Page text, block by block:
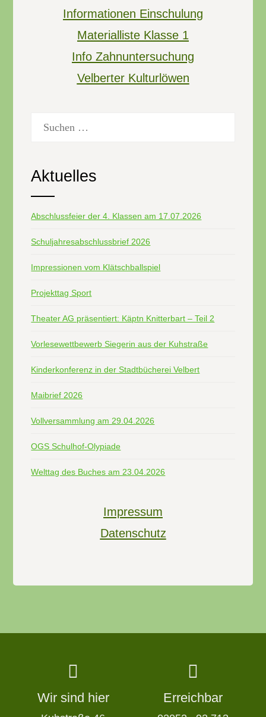
Informationen Einschulung
Materialliste Klasse 1
Info Zahnuntersuchung
Velberter Kulturlöwen
nach:
Aktuelles
Abschlussfeier der 4. Klassen am 17.07.2026
Schuljahresabschlussbrief 2026
Impressionen vom Klätschballspiel
Projekttag Sport
Theater AG präsentiert: Käptn Knitterbart – Teil 2
Vorlesewettbewerb Siegerin aus der Kuhstraße
Kinderkonferenz in der Stadtbücherei Velbert
Maibrief 2026
Vollversammlung am 29.04.2026
OGS Schulhof-Olypiade
Welttag des Buches am 23.04.2026
Impressum
Datenschutz
Wir sind hier Erreichbar